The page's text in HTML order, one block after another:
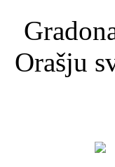
Orašju